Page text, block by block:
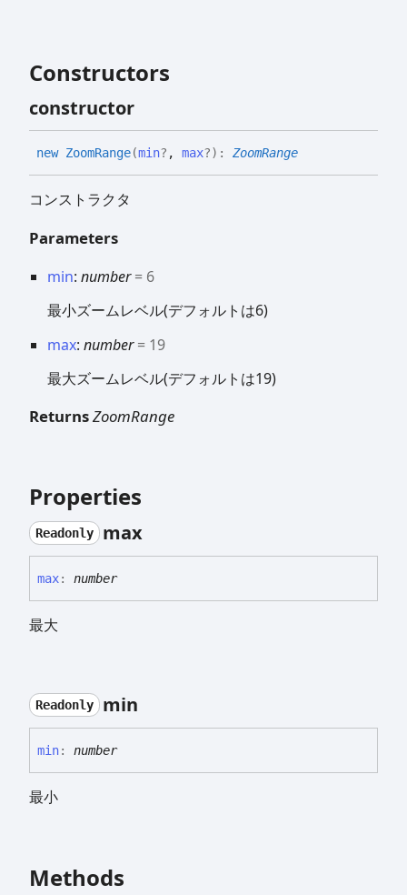
Constructors
constructor
new ZoomRange(min? , max?) : ZoomRange
コンストラクタ
Parameters
min: number= 6
最小ズームレベル(デフォルトは6)
max: number= 19
最大ズームレベル(デフォルトは19)
ReturnsZoomRange
Properties
Readonly max
max: number
最大
Readonly min
min: number
最小
Methods